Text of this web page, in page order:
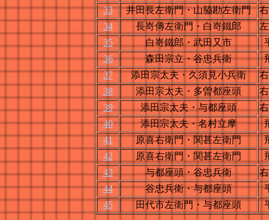
33
井田長左衛門・山脇勘左衛門
34
長嵜傳左衛門・白嵜鐵郎
35
白嵜鐵郎・武田又市
36
森田宗立・谷忠兵衛
37
添田宗太夫・久須見小兵衛
38
添田宗太夫・多曽都座頭
39
添田宗太夫・与都座頭
40
添田宗太夫・名村立摩
41
原喜右衛門・関甚左衛門
42
原喜右衛門・関甚左衛門
43
与都座頭・谷忠兵衛
44
谷忠兵衛・与都座頭
45
田代市左衛門・与都座頭